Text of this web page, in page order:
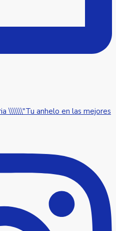
\\\\\\\"Tu anhelo en las mejores